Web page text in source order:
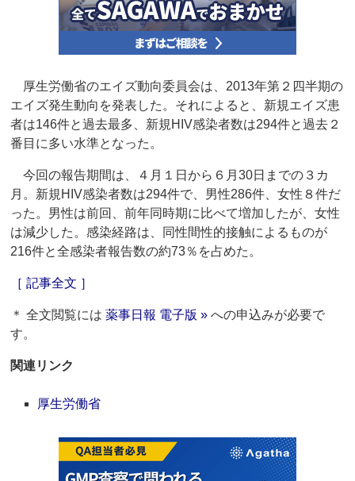
厚生労働省のエイズ動向委員会は、2013年第２四半期の
エイズ発生動向を発表した。それによると、新規エイズ患
者は146件と過去最多、新規HIV感染者数は294件と過去２
番目に多い水準となった。
今回の報告期間は、４月１日から６月30日までの３カ
月。新規HIV感染者数は294件で、男性286件、女性８件だ
った。男性は前回、前年同時期に比べて増加したが、女性
は減少した。感染経路は、同性間性的接触によるものが
216件と全感染者報告数の約73％を占めた。
［ 記事全文 ］
＊ 全文閲覧には薬事日報 電子版 » への申込みが必要で
す。
関連リンク
厚生労働省